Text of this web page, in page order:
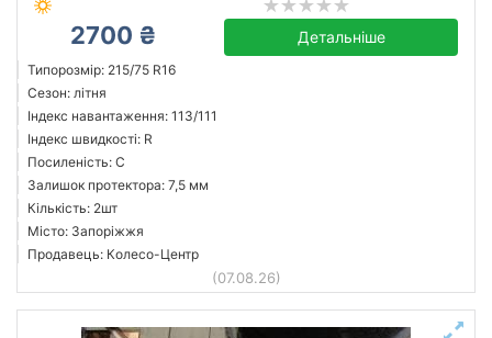
2700 ₴ Детальніше
Типорозмір: 215/75 R16
Сезон: літня
Індекс навантаження: 113/111
Індекс швидкості: R
Посиленість: C
Залишок протектора: 7,5 мм
Кількість: 2шт
Місто: Запоріжжя
Продавець: Колесо-Центр
(07.08.26)